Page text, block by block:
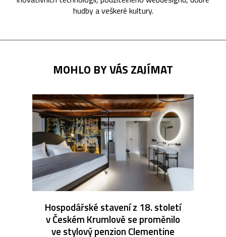
hudby a veškeré kultury.
MOHLO BY VÁS ZAJÍMAT
Hospodářské stavení z 18. století
v Českém Krumlově se proměnilo
ve stylový penzion Clementine